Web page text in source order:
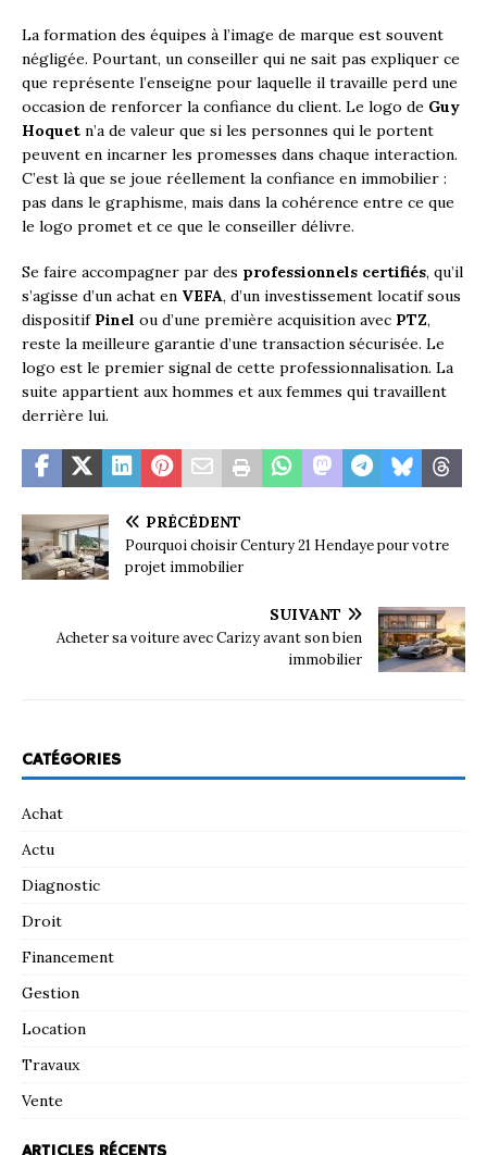
La formation des équipes à l’image de marque est souvent
négligée. Pourtant, un conseiller qui ne sait pas expliquer ce
que représente l’enseigne pour laquelle il travaille perd une
occasion de renforcer la confiance du client. Le logo de Guy
Hoquet n’a de valeur que si les personnes qui le portent
peuvent en incarner les promesses dans chaque interaction.
C’est là que se joue réellement la confiance en immobilier :
pas dans le graphisme, mais dans la cohérence entre ce que
le logo promet et ce que le conseiller délivre.
Se faire accompagner par des professionnels certifiés, qu’il
s’agisse d’un achat en VEFA, d’un investissement locatif sous
dispositif Pinel ou d’une première acquisition avec PTZ,
reste la meilleure garantie d’une transaction sécurisée. Le
logo est le premier signal de cette professionnalisation. La
suite appartient aux hommes et aux femmes qui travaillent
derrière lui.
PRÉCÉDENT
Pourquoi choisir Century 21 Hendaye pour votre
projet immobilier
SUIVANT
Acheter sa voiture avec Carizy avant son bien
immobilier
CATÉGORIES
Achat
Actu
Diagnostic
Droit
Financement
Gestion
Location
Travaux
Vente